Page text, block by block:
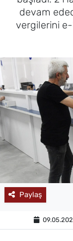
devam
vergilerini
Paylaş
EĞİTİM
SAĞLIK
MAGAZİN
Tüm
Son